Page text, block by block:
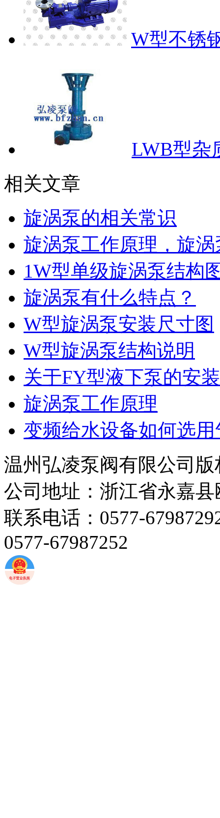
W型不锈
LWB型杂
相关文章
旋涡泵的相关常识
旋涡泵工作原理，旋
1W型单级旋涡泵结构
旋涡泵有什么特点？
W型旋涡泵安装尺寸图
W型旋涡泵结构说明
关于FY型液下泵的安
旋涡泵工作原理
变频给水设备如何选
温州弘凌泵阀有限公司
公司地址：浙江省永嘉
联系电话：0577-
0577-67987252